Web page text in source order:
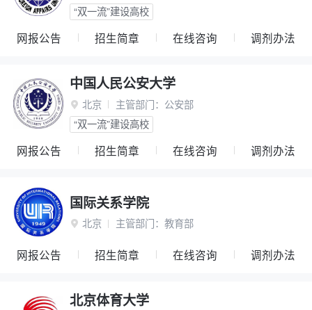
“双一流”建设高校
网报公告 招生简章 在线咨询 调剂办法
中国人民公安大学
 北京 主管部门： 公安部
“双一流”建设高校
网报公告 招生简章 在线咨询 调剂办法
国际关系学院
 北京 主管部门： 教育部
网报公告 招生简章 在线咨询 调剂办法
北京体育大学